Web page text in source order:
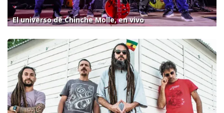
El universo de Chinche Molle, en vivo